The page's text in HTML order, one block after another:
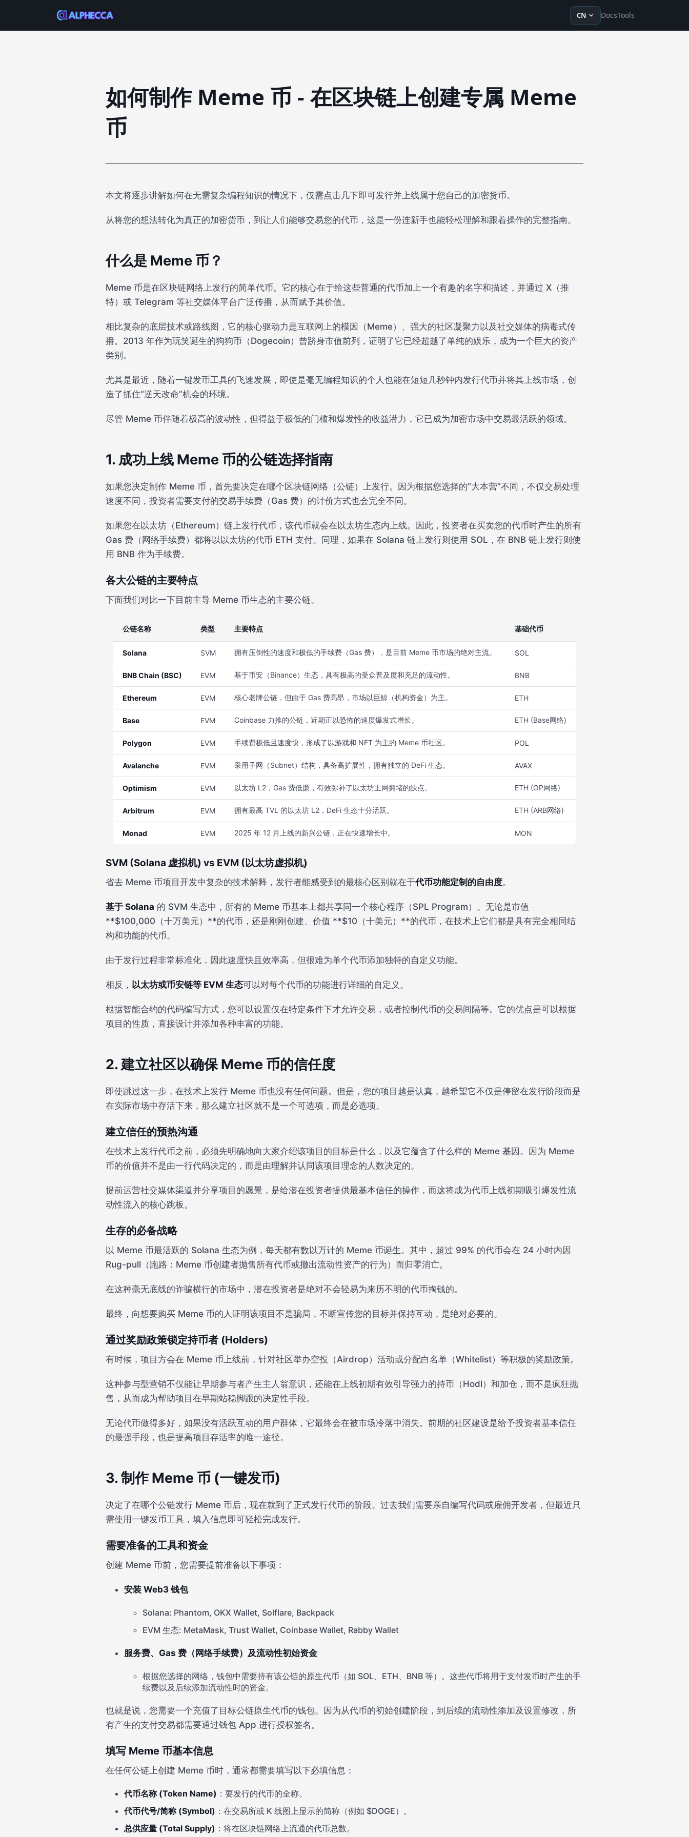
enru fr ko detrzh-Hans
CN DocsTools
如何制作 Meme 币 - 在区块链上创建专属 Meme
币
本文将逐步讲解如何在无需复杂编程知识的情况下，仅需点击几下即可发行并上线属于您自己的加密货币。
从将您的想法转化为真正的加密货币，到让人们能够交易您的代币，这是一份连新手也能轻松理解和跟着操作的完整指南。
什么是 Meme 币？
Meme 币是在区块链网络上发行的简单代币。它的核心在于给这些普通的代币加上一个有趣的名字和描述，并通过 X（推
特）或 Telegram 等社交媒体平台广泛传播，从而赋予其价值。
相比复杂的底层技术或路线图，它的核心驱动力是互联网上的模因（Meme）、强大的社区凝聚力以及社交媒体的病毒式传
播。2013 年作为玩笑诞生的狗狗币（Dogecoin）曾跻身市值前列，证明了它已经超越了单纯的娱乐，成为一个巨大的资产
类别。
尤其是最近，随着一键发币工具的飞速发展，即使是毫无编程知识的个人也能在短短几秒钟内发行代币并将其上线市场，创
造了抓住“逆天改命”机会的环境。
尽管 Meme 币伴随着极高的波动性，但得益于极低的门槛和爆发性的收益潜力，它已成为加密市场中交易最活跃的领域。
1. 成功上线 Meme 币的公链选择指南
如果您决定制作 Meme 币，首先要决定在哪个区块链网络（公链）上发行。因为根据您选择的“大本营”不同，不仅交易处理
速度不同，投资者需要支付的交易手续费（Gas 费）的计价方式也会完全不同。
如果您在以太坊（Ethereum）链上发行代币，该代币就会在以太坊生态内上线。因此，投资者在买卖您的代币时产生的所有
Gas 费（网络手续费）都将以以太坊的代币 ETH 支付。同理，如果在 Solana 链上发行则使用 SOL，在 BNB 链上发行则使
用 BNB 作为手续费。
各大公链的主要特点
下面我们对比一下目前主导 Meme 币生态的主要公链。
公链名称 类型 主要特点 基础代币
Solana SVM 拥有压倒性的速度和极低的手续费（Gas 费），是目前 Meme 币市场的绝对主流。 SOL
BNB Chain (BSC) EVM 基于币安（Binance）生态，具有极高的受众普及度和充足的流动性。 BNB
Ethereum EVM 核心老牌公链，但由于 Gas 费高昂，市场以巨鲸（机构资金）为主。 ETH
Base EVM Coinbase 力推的公链，近期正以恐怖的速度爆发式增长。 ETH (Base网络)
Polygon EVM 手续费极低且速度快，形成了以游戏和 NFT 为主的 Meme 币社区。 POL
Avalanche EVM 采用子网（Subnet）结构，具备高扩展性，拥有独立的 DeFi 生态。 AVAX
Optimism EVM 以太坊 L2，Gas 费低廉，有效弥补了以太坊主网拥堵的缺点。 ETH (OP网络)
Arbitrum EVM 拥有最高 TVL 的以太坊 L2，DeFi 生态十分活跃。 ETH (ARB网络)
Monad EVM 2025 年 12 月上线的新兴公链，正在快速增长中。 MON
SVM (Solana 虚拟机) vs EVM (以太坊虚拟机)
省去 Meme 币项目开发中复杂的技术解释，发行者能感受到的最核心区别就在于代币功能定制的自由度。
基于 Solana 的 SVM 生态中，所有的 Meme 币基本上都共享同一个核心程序（SPL Program）。无论是市值
**$100,000（十万美元）**的代币，还是刚刚创建、价值 **$10（十美元）**的代币，在技术上它们都是具有完全相同结
构和功能的代币。
由于发行过程非常标准化，因此速度快且效率高，但很难为单个代币添加独特的自定义功能。
相反， 以太坊或币安链等 EVM 生态可以对每个代币的功能进行详细的自定义。
根据智能合约的代码编写方式，您可以设置仅在特定条件下才允许交易，或者控制代币的交易间隔等。它的优点是可以根据
项目的性质，直接设计并添加各种丰富的功能。
2. 建立社区以确保 Meme 币的信任度
即使跳过这一步，在技术上发行 Meme 币也没有任何问题。但是，您的项目越是认真，越希望它不仅是停留在发行阶段而是
在实际市场中存活下来，那么建立社区就不是一个可选项，而是必选项。
建立信任的预热沟通
在技术上发行代币之前，必须先明确地向大家介绍该项目的目标是什么，以及它蕴含了什么样的 Meme 基因。因为 Meme
币的价值并不是由一行代码决定的，而是由理解并认同该项目理念的人数决定的。
提前运营社交媒体渠道并分享项目的愿景，是给潜在投资者提供最基本信任的操作，而这将成为代币上线初期吸引爆发性流
动性流入的核心跳板。
生存的必备战略
以 Meme 币最活跃的 Solana 生态为例，每天都有数以万计的 Meme 币诞生。其中，超过 99% 的代币会在 24 小时内因
Rug-pull（跑路：Meme 币创建者抛售所有代币或撤出流动性资产的行为）而归零消亡。
在这种毫无底线的诈骗横行的市场中，潜在投资者是绝对不会轻易为来历不明的代币掏钱的。
最终，向想要购买 Meme 币的人证明该项目不是骗局，不断宣传您的目标并保持互动，是绝对必要的。
通过奖励政策锁定持币者 (Holders)
有时候，项目方会在 Meme 币上线前，针对社区举办空投（Airdrop）活动或分配白名单（Whitelist）等积极的奖励政策。
这种参与型营销不仅能让早期参与者产生主人翁意识，还能在上线初期有效引导强力的持币（Hodl）和加仓，而不是疯狂抛
售，从而成为帮助项目在早期站稳脚跟的决定性手段。
无论代币做得多好，如果没有活跃互动的用户群体，它最终会在被市场冷落中消失。前期的社区建设是给予投资者基本信任
的最强手段，也是提高项目存活率的唯一途径。
3. 制作 Meme 币 (一键发币)
决定了在哪个公链发行 Meme 币后，现在就到了正式发行代币的阶段。过去我们需要亲自编写代码或雇佣开发者，但最近只
需使用一键发币工具，填入信息即可轻松完成发行。
需要准备的工具和资金
创建 Meme 币前，您需要提前准备以下事项：
安装 Web3 钱包
Solana: Phantom, OKX Wallet, Solflare, Backpack
EVM 生态: MetaMask, Trust Wallet, Coinbase Wallet, Rabby Wallet
服务费、Gas 费（网络手续费）及流动性初始资金
根据您选择的网络，钱包中需要持有该公链的原生代币（如 SOL、ETH、BNB 等）。这些代币将用于支付发币时产生的手
续费以及后续添加流动性时的资金。
也就是说，您需要一个充值了目标公链原生代币的钱包。因为从代币的初始创建阶段，到后续的流动性添加及设置修改，所
有产生的支付交易都需要通过钱包 App 进行授权签名。
填写 Meme 币基本信息
在任何公链上创建 Meme 币时，通常都需要填写以下必填信息：
代币名称 (Token Name) ：要发行的代币的全称。
代币代号/简称 (Symbol) ：在交易所或 K 线图上显示的简称（例如 $DOGE）。
总供应量 (Total Supply) ：将在区块链网络上流通的代币总数。